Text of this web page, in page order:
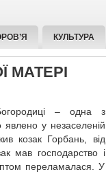
КУЛЬТУРА
МАТЕРІ
– одна з
явлено у незаселеній
козак Горбань, від
мав господарство і
переламалася. У